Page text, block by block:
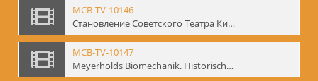
MCB-TV-10146
Становление Советского Театра Кино - свидетельства эпохи 1920-1936 / Entstehung des sowjetischen Theaters – kinematografische Zeugnisse 1920-1936 - Interne Signatur: BM-vid-96
MCB-TV-10147
Meyerholds Biomechanik. Historisches Filmmaterial - Interne Signatur: BM-vid-99